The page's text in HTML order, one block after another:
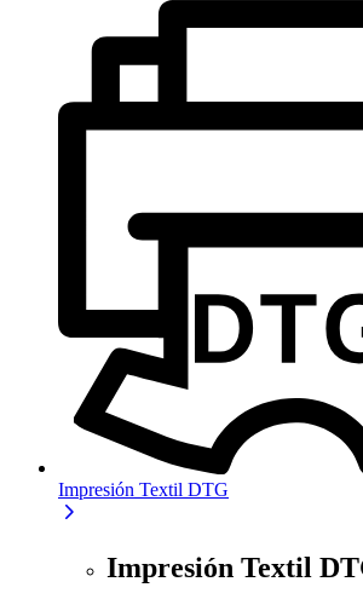
Impresión Textil DTG
Impresión Textil